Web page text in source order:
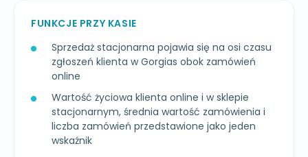
FUNKCJE PRZY KASIE
Sprzedaż stacjonarna pojawia się na osi czasu
zgłoszeń klienta w Gorgias obok zamówień
online
Wartość życiowa klienta online i w sklepie
stacjonarnym, średnia wartość zamówienia i
liczba zamówień przedstawione jako jeden
wskaźnik